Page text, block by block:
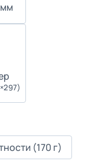
(170 г)